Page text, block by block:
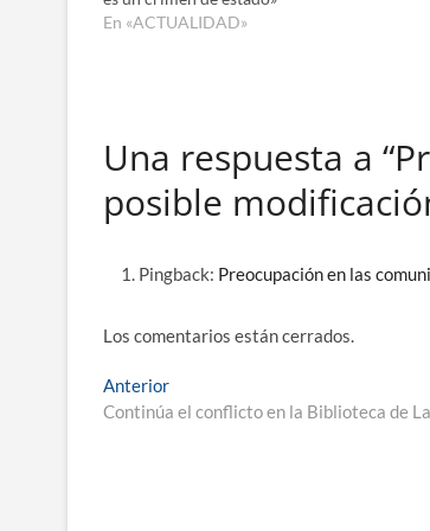
En «ACTUALIDAD»
Una respuesta a
posible
Pingback: Preocupación en las
Los comentarios están cerrados.
Navegación
de
AnteriorEntrada
anterior:
Continúa el conflicto en la Biblioteca de